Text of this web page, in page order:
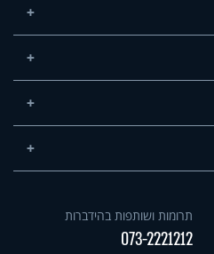
תרומות ושותפות בהידברות
073-2221212